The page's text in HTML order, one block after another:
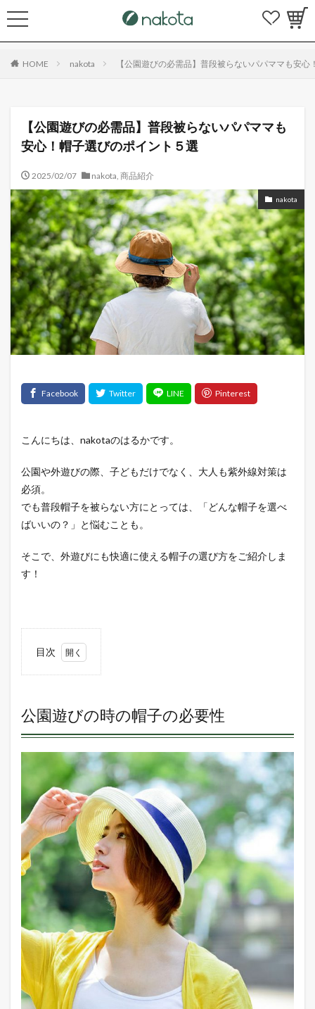
HOME nakota 【公園遊びの必需品】普段被らないパパママも安
【公園遊びの必需品】普段被らないパパママも
安心！帽子選びのポイント５選
2025/02/07 nakota, 商品紹介
nakota
こんにちは、nakotaのはるかです。
公園や外遊びの際、子どもだけでなく、大人も紫外線対策は
必須。
でも普段帽子を被らない方にとっては、「どんな帽子を選べ
ばいいの？」と悩むことも。
そこで、外遊びにも快適に使える帽子の選び方をご紹介しま
す！
目次
の時
の帽
子の
2
①
ツバ
が広
めで
しっ
かり
UV
カッ
トで
きる
3
②風
で飛
ばさ
れに
くい
公園遊びの時の帽子の必要性